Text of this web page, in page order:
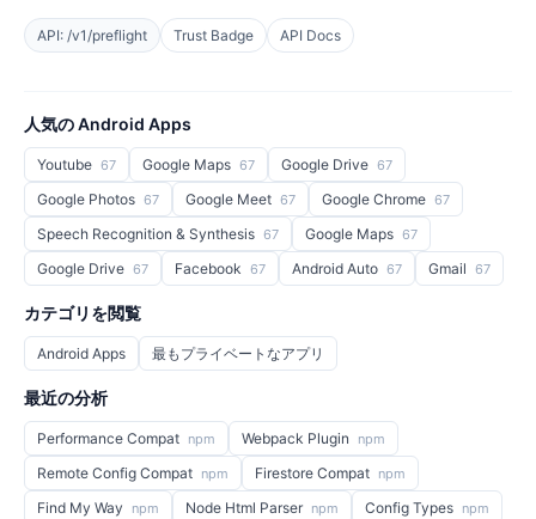
API: /v1/preflight Trust Badge API Docs
人気の Android Apps
Youtube 67 Google Maps 67 Google Drive 67
Google Photos 67 Google Meet 67 Google Chrome 67
Speech Recognition & Synthesis 67 Google Maps 67
Google Drive 67 Facebook 67 Android Auto 67 Gmail 67
カテゴリを閲覧
Android Apps 最もプライベートなアプリ
最近の分析
Performance Compat npm Webpack Plugin npm
Remote Config Compat npm Firestore Compat npm
Find My Way npm Node Html Parser npm Config Types npm